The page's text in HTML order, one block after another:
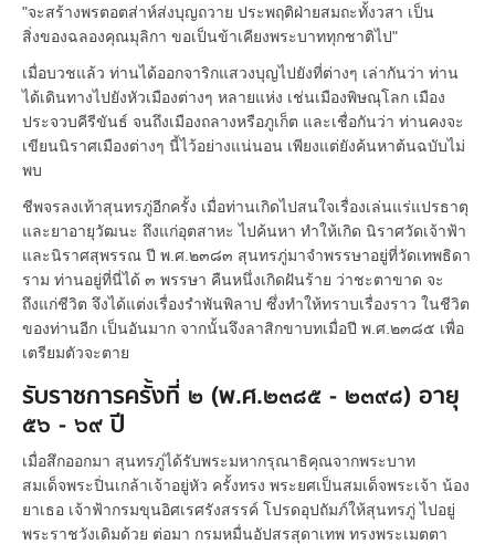
"จะสร้างพรตอตส่าห์ส่งบุญถวาย ประพฤติฝ่ายสมถะทั้งวสา เป็น
สิ่งของฉลองคุณมุลิกา ขอเป็นข้าเคียงพระบาททุกชาติไป"
เมื่อบวชแล้ว ท่านได้ออกจาริกแสวงบุญไปยังที่ต่างๆ เล่ากันว่า ท่าน
ได้เดินทางไปยังหัวเมืองต่างๆ หลายแห่ง เช่นเมืองพิษณุโลก เมือง
ประจวบคีรีขันธ์ จนถึงเมืองถลางหรือภูเก็ต และเชื่อกันว่า ท่านคงจะ
เขียนนิราศเมืองต่างๆ นี้ไว้อย่างแน่นอน เพียงแต่ยังค้นหาต้นฉบับไม่
พบ
ชีพจรลงเท้าสุนทรภู่อีกครั้ง เมื่อท่านเกิดไปสนใจเรื่องเล่นแร่แปรธาตุ
และยาอายุวัฒนะ ถึงแก่อุตสาหะ ไปค้นหา ทำให้เกิด นิราศวัดเจ้าฟ้า
และนิราศสุพรรณ ปี พ.ศ.๒๓๘๓ สุนทรภู่มาจำพรรษาอยู่ที่วัดเทพธิดา
ราม ท่านอยู่ที่นี่ได้ ๓ พรรษา คืนหนึ่งเกิดฝันร้าย ว่าชะตาขาด จะ
ถึงแก่ชีวิต จึงได้แต่งเรื่องรำพันพิลาป ซึ่งทำให้ทราบเรื่องราว ในชีวิต
ของท่านอีก เป็นอันมาก จากนั้นจึงลาสิกขาบทเมื่อปี พ.ศ.๒๓๘๕ เพื่อ
เตรียมตัวจะตาย
รับราชการครั้งที่ ๒ (พ.ศ.๒๓๘๕ - ๒๓๙๘) อายุ
๕๖ - ๖๙ ปี
เมื่อสึกออกมา สุนทรภู่ได้รับพระมหากรุณาธิคุณจากพระบาท
สมเด็จพระปิ่นเกล้าเจ้าอยู่หัว ครั้งทรง พระยศเป็นสมเด็จพระเจ้า น้อง
ยาเธอ เจ้าฟ้ากรมขุนอิศเรศรังสรรค์ โปรดอุปถัมภ์ให้สุนทรภู่ ไปอยู่
พระราชวังเดิมด้วย ต่อมา กรมหมื่นอัปสรสุดาเทพ ทรงพระเมตตา